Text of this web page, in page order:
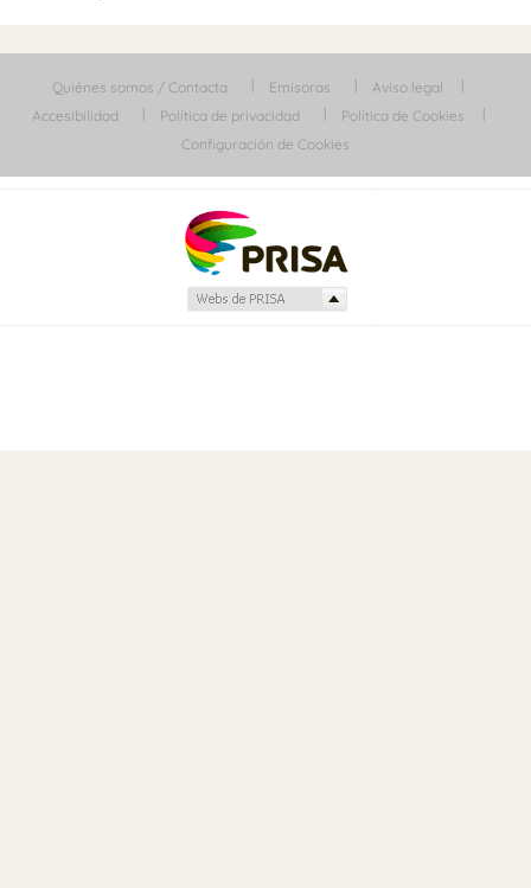
Quiénes somos / Contacta Emisoras
Aviso legal
Accesibilidad
Política de privacidad
Política de Cookies
Configuración de Cookies